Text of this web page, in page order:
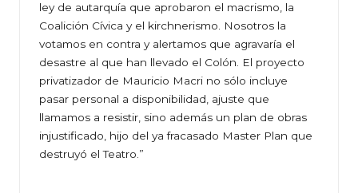
ley de autarquía que aprobaron el macrismo, la
Coalición Cívica y el kirchnerismo. Nosotros la
votamos en contra y alertamos que agravaría el
desastre al que han llevado el Colón. El proyecto
privatizador de Mauricio Macri no sólo incluye
pasar personal a disponibilidad, ajuste que
llamamos a resistir, sino además un plan de obras
injustificado, hijo del ya fracasado Master Plan que
destruyó el Teatro.”